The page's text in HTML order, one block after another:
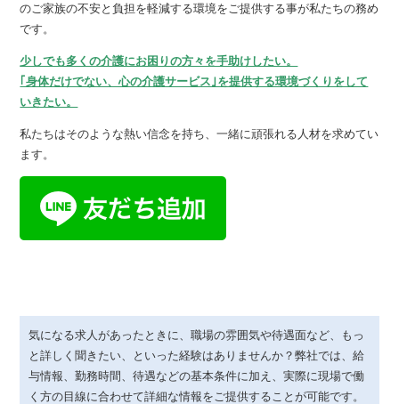
のご家族の不安と負担を軽減する環境をご提供する事が私たちの務め
です。
少しでも多くの介護にお困りの方々を手助けしたい。
｢身体だけでない、心の介護サービス｣を提供する環境づくりをして
いきたい。
私たちはそのような熱い信念を持ち、一緒に頑張れる人材を求めてい
ます。
気になる求人があったときに、職場の雰囲気や待遇面など、もっ
と詳しく聞きたい、といった経験はありませんか？弊社では、給
与情報、勤務時間、待遇などの基本条件に加え、実際に現場で働
く方の目線に合わせて詳細な情報をご提供することが可能です。